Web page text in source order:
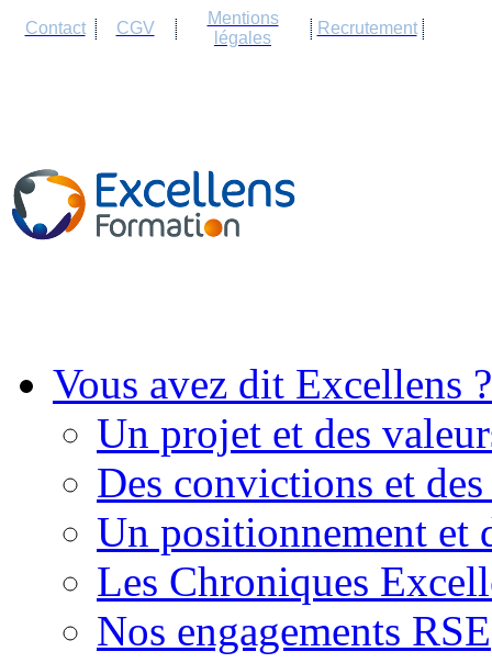
Contact CGV
Mentions
légales
Recrutement
Vous avez dit Excellens ?
Un projet et des
Des convictions et des
Un positionnement et
Les Chroniques
Nos engagements RSE